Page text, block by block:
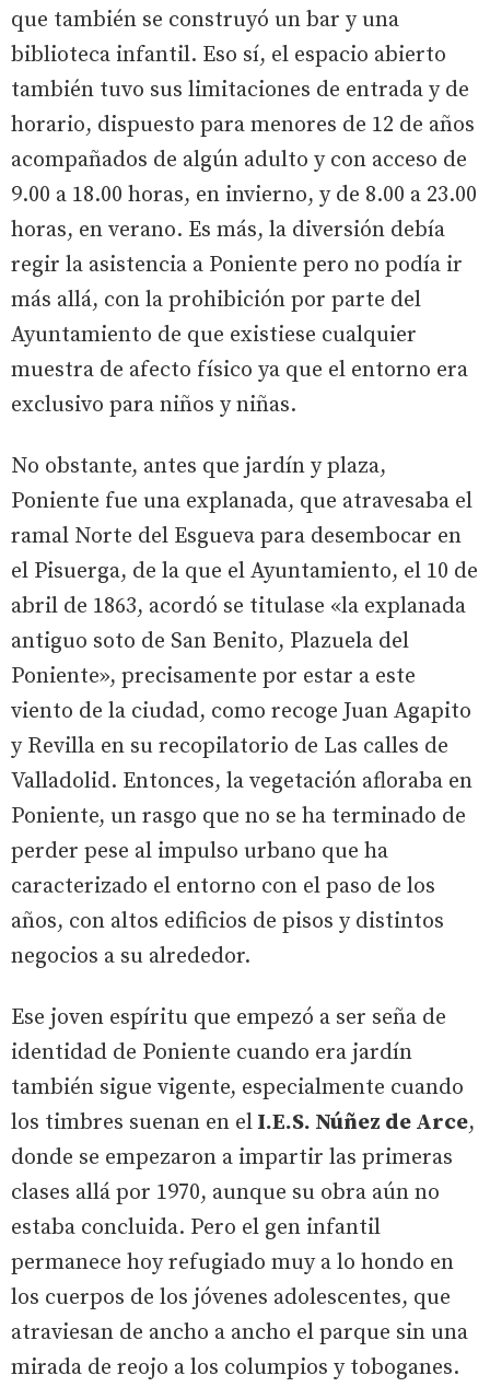
que también se construyó un bar y una
biblioteca infantil. Eso sí, el espacio abierto
también tuvo sus limitaciones de entrada y de
horario, dispuesto para menores de 12 de años
acompañados de algún adulto y con acceso de
9.00 a 18.00 horas, en invierno, y de 8.00 a 23.00
horas, en verano. Es más, la diversión debía
regir la asistencia a Poniente pero no podía ir
más allá, con la prohibición por parte del
Ayuntamiento de que existiese cualquier
muestra de afecto físico ya que el entorno era
exclusivo para niños y niñas.
No obstante, antes que jardín y plaza,
Poniente fue una explanada, que atravesaba el
ramal Norte del Esgueva para desembocar en
el Pisuerga, de la que el Ayuntamiento, el 10 de
abril de 1863, acordó se titulase «la explanada
antiguo soto de San Benito, Plazuela del
Poniente», precisamente por estar a este
viento de la ciudad, como recoge Juan Agapito
y Revilla en su recopilatorio de Las calles de
Valladolid. Entonces, la vegetación afloraba en
Poniente, un rasgo que no se ha terminado de
perder pese al impulso urbano que ha
caracterizado el entorno con el paso de los
años, con altos edificios de pisos y distintos
negocios a su alrededor.
Ese joven espíritu que empezó a ser seña de
identidad de Poniente cuando era jardín
también sigue vigente, especialmente cuando
los timbres suenan en el I.E.S. Núñez de Arce,
donde se empezaron a impartir las primeras
clases allá por 1970, aunque su obra aún no
estaba concluida. Pero el gen infantil
permanece hoy refugiado muy a lo hondo en
los cuerpos de los jóvenes adolescentes, que
atraviesan de ancho a ancho el parque sin una
mirada de reojo a los columpios y toboganes.